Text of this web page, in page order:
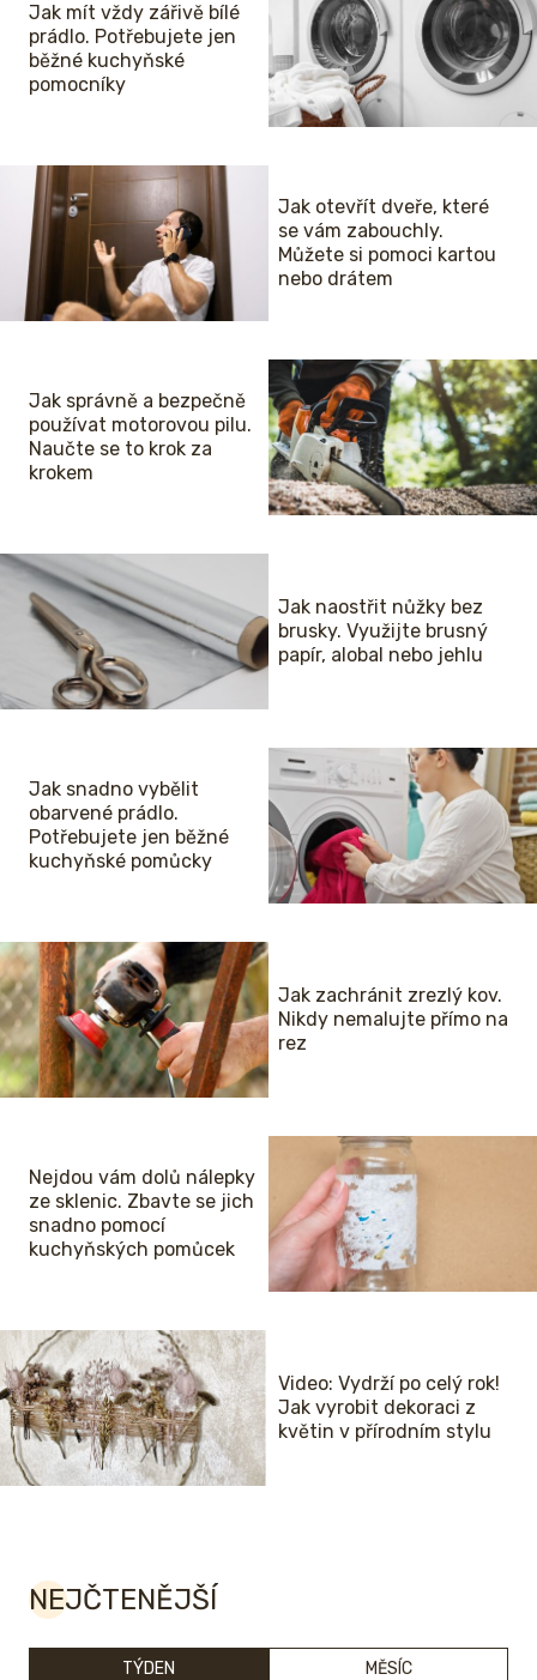
Jak mít vždy zářivě bílé
prádlo. Potřebujete jen
běžné kuchyňské
pomocníky
Jak otevřít dveře, které
se vám zabouchly.
Můžete si pomoci kartou
nebo drátem
Jak správně a bezpečně
používat motorovou pilu.
Naučte se to krok za
krokem
Jak naostřit nůžky bez
brusky. Využijte brusný
papír, alobal nebo jehlu
Jak snadno vybělit
obarvené prádlo.
Potřebujete jen běžné
kuchyňské pomůcky
Jak zachránit zrezlý kov.
Nikdy nemalujte přímo na
rez
Nejdou vám dolů nálepky
ze sklenic. Zbavte se jich
snadno pomocí
kuchyňských pomůcek
Video: Vydrží po celý rok!
Jak vyrobit dekoraci z
květin v přírodním stylu
NEJČTENĚJŠÍ
TÝDEN MĚSÍC